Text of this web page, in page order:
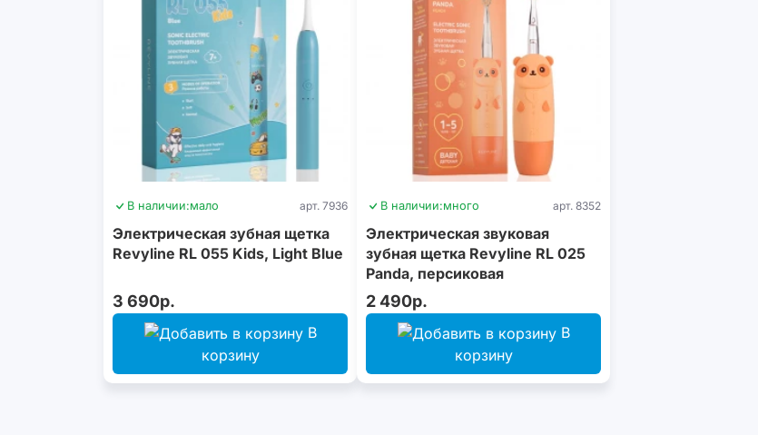
В наличии:мало арт. 7936
Электрическая зубная щетка
Revyline RL 055 Kids, Light Blue
3 690р.
В
корзину
В наличии:много арт. 8352
Электрическая звуковая
зубная щетка Revyline RL 025
Panda, персиковая
2 490р.
В
корзину